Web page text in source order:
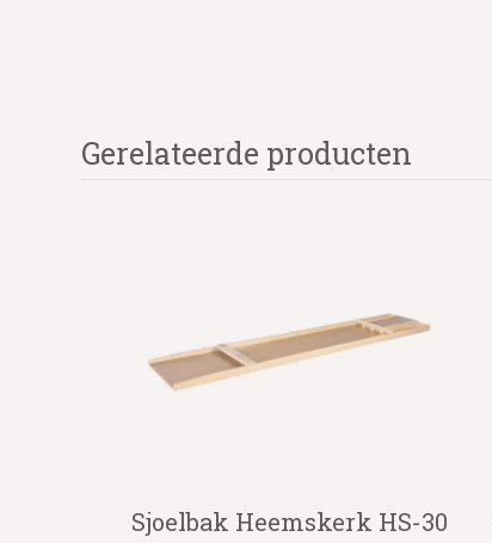
Gerelateerde producten
Sjoelbak Heemskerk HS-30